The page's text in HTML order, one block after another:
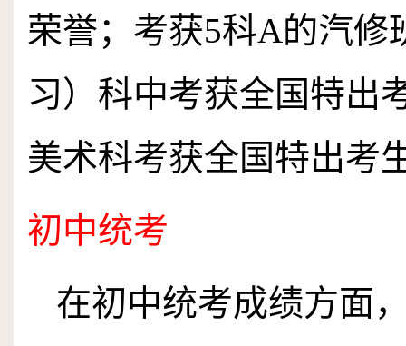
荣誉；考获5科A的汽修
习）科中考获全国特出
美术科考获全国特出考
初中统考
在初中统考成绩方面